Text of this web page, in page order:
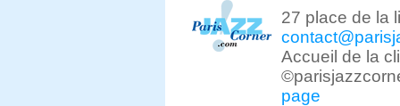
27 place de la
Accueil de la
page